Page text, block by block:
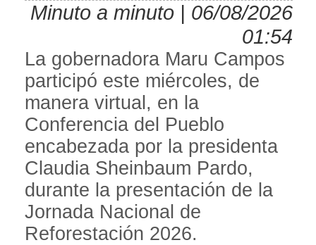
Minuto a minuto | 06/08/2026
01:54
La gobernadora Maru Campos
participó este miércoles, de
manera virtual, en la
Conferencia del Pueblo
encabezada por la presidenta
Claudia Sheinbaum Pardo,
durante la presentación de la
Jornada Nacional de
Reforestación 2026.